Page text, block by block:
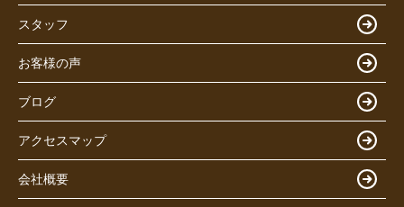
スタッフ
お客様の声
ブログ
アクセスマップ
会社概要